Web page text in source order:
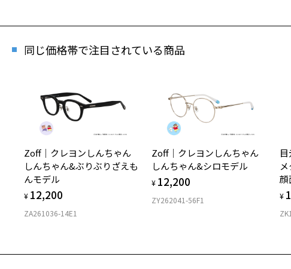
再入荷お
「再入荷お知
[アウト
同じ価格帯で注目されている商品
Zoff｜クレヨンしんちゃん
しんちゃん&ぶりぶりざえも
んモデル
¥ 12,200
ZA261036-14E1
Zoff｜クレヨンしんちゃん
しんちゃん&シロモデル
¥ 12,200
ZY262041-56F1
顔
¥